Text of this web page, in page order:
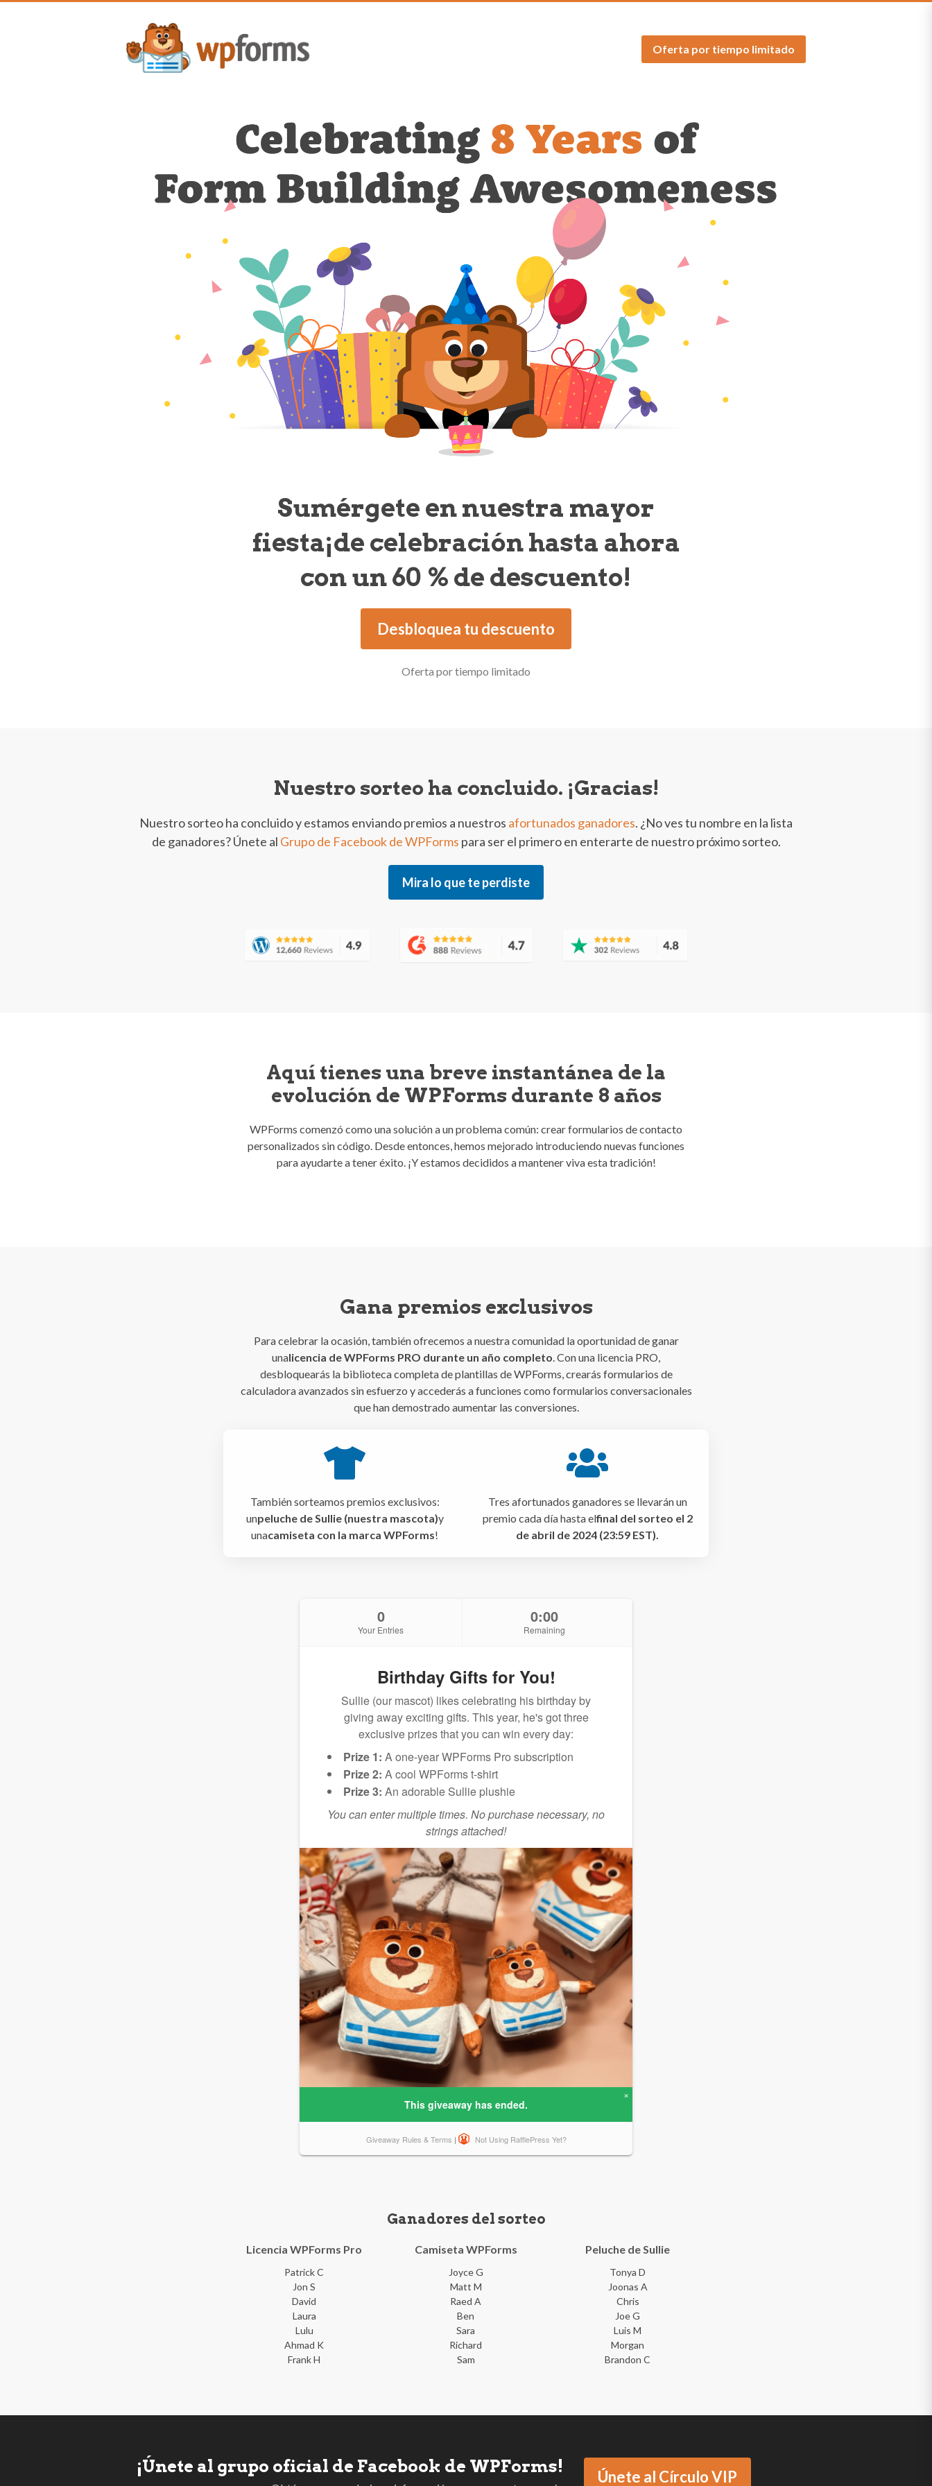
Oferta por tiempo limitado
Sumérgete en nuestra mayor
fiesta¡de celebración hasta ahora
con un 60 % de descuento!
Desbloquea tu descuento
Oferta por tiempo limitado
Nuestro sorteo ha concluido. ¡Gracias!
Nuestro sorteo ha concluido y estamos enviando premios a nuestros afortunados ganadores. ¿No ves tu nombre en la lista
de ganadores? Únete al Grupo de Facebook de WPForms para ser el primero en enterarte de nuestro próximo sorteo.
Mira lo que te perdiste
Aquí tienes una breve instantánea de la
evolución de WPForms durante 8 años
WPForms comenzó como una solución a un problema común: crear formularios de contacto
personalizados sin código. Desde entonces, hemos mejorado introduciendo nuevas funciones
para ayudarte a tener éxito. ¡Y estamos decididos a mantener viva esta tradición!
Gana premios exclusivos
Para celebrar la ocasión, también ofrecemos a nuestra comunidad la oportunidad de ganar
unalicencia de WPForms PRO durante un año completo. Con una licencia PRO,
desbloquearás la biblioteca completa de plantillas de WPForms, crearás formularios de
calculadora avanzados sin esfuerzo y accederás a funciones como formularios conversacionales
que han demostrado aumentar las conversiones.
También sorteamos premios exclusivos:
unpeluche de Sullie (nuestra mascota)y
unacamiseta con la marca WPForms!
Tres afortunados ganadores se llevarán un
premio cada día hasta elfinal del sorteo el 2
de abril de 2024 (23:59 EST).
Ganadores del sorteo
Licencia WPForms Pro
Patrick C
Jon S
David
Laura
Lulu
Ahmad K
Frank H
Camiseta WPForms
Joyce G
Matt M
Raed A
Ben
Sara
Richard
Sam
Peluche de Sullie
Tonya D
Joonas A
Chris
Joe G
Luis M
Morgan
Brandon C
¡Únete al grupo oficial de Facebook de WPForms!
Únete al Círculo VIP